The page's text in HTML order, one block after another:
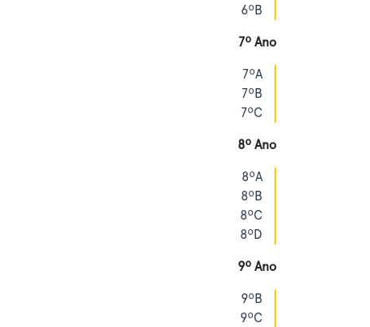
6ºB
7º Ano
7ºA
7ºB
7ºC
8º Ano
8ºA
8ºB
8ºC
8ºD
9º Ano
9ºB
9ºC